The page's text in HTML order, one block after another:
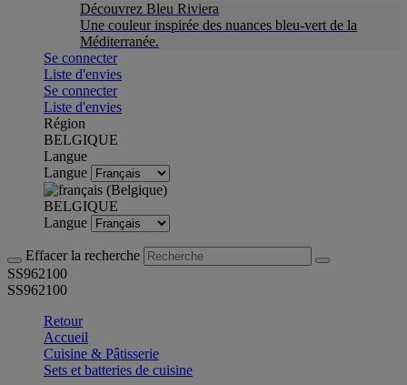
Découvrez Bleu Riviera
Une couleur inspirée des nuances bleu-vert de la
Méditerranée.
Se connecter
Liste d'envies
Se connecter
Liste d'envies
Région
BELGIQUE
Langue
Langue
BELGIQUE
Langue
Effacer la recherche
SS962100
SS962100
Retour
Accueil
Cuisine & Pâtisserie
Sets et batteries de cuisine